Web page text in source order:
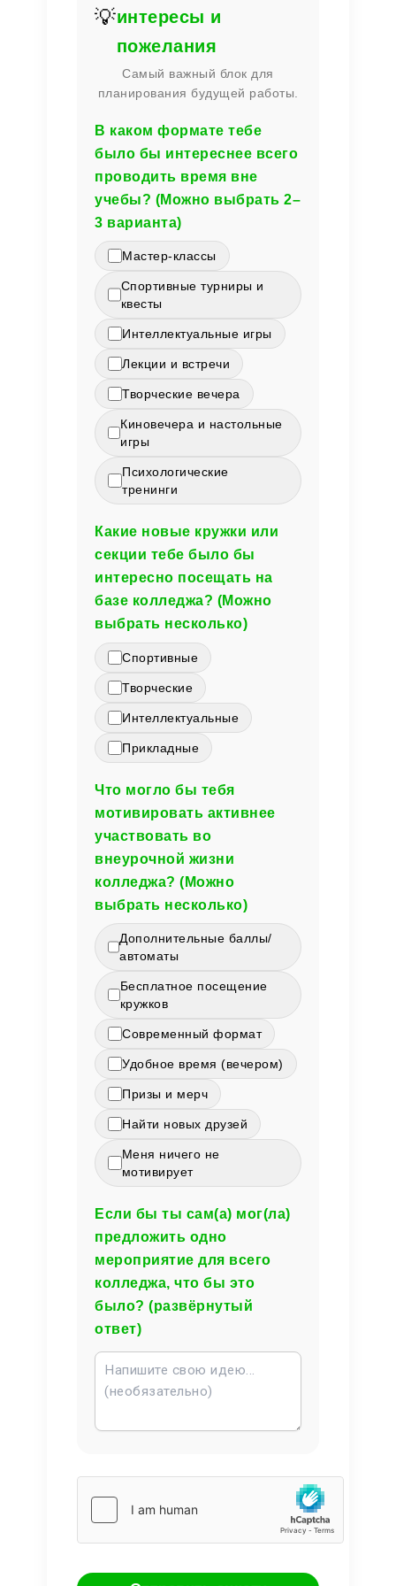
💡интересы и
пожелания
Самый важный блок для
планирования будущей работы.
В каком формате тебе
было бы интереснее всего
проводить время вне
учебы? (Можно выбрать 2–
3 варианта)
Мастер-классы
Спортивные турниры и
квесты
Интеллектуальные игры
Лекции и встречи
Творческие вечера
Киновечера и настольные
игры
Психологические
тренинги
Какие новые кружки или
секции тебе было бы
интересно посещать на
базе колледжа? (Можно
выбрать несколько)
Спортивные
Творческие
Интеллектуальные
Прикладные
Что могло бы тебя
мотивировать активнее
участвовать во
внеурочной жизни
колледжа? (Можно
выбрать несколько)
Дополнительные баллы/
автоматы
Бесплатное посещение
кружков
Современный формат
Удобное время (вечером)
Призы и мерч
Найти новых друзей
Меня ничего не
мотивирует
Если бы ты сам(а) мог(ла)
предложить одно
мероприятие для всего
колледжа, что бы это
было? (развёрнутый
ответ)